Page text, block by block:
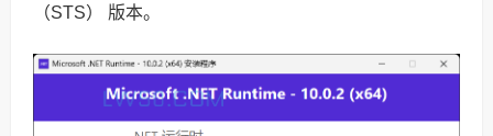
（STS） 版本。